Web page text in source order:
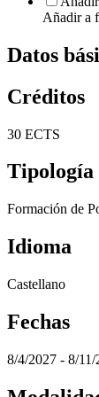
Añadir a
Datos
Créditos
30 ECTS
Tipología
Formación de
Idioma
Castellano
Fechas
8/4/2027 - 8/11/